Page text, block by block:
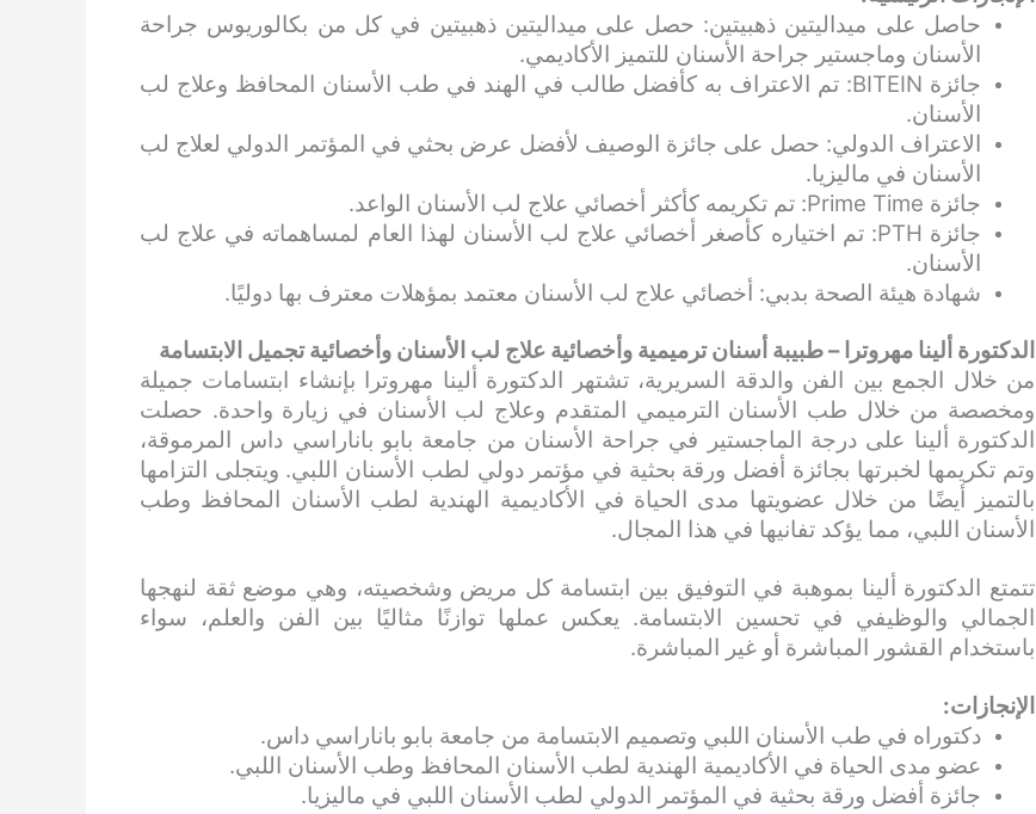
حاصل على ميداليتين ذهبيتين: حصل على ميداليتين ذهبيتين في كل من بكالوريوس جراحة
الأسنان وماجستير جراحة الأسنان للتميز الأكاديمي.
جائزة BITEIN: تم الاعتراف به كأفضل طالب في الهند في طب الأسنان المحافظ وعلاج لب
الأسنان.
الاعتراف الدولي: حصل على جائزة الوصيف لأفضل عرض بحثي في ​​المؤتمر الدولي لعلاج لب
الأسنان في ماليزيا.
جائزة Prime Time: تم تكريمه كأكثر أخصائي علاج لب الأسنان الواعد.
جائزة PTH: تم اختياره كأصغر أخصائي علاج لب الأسنان لهذا العام لمساهماته في علاج لب
الأسنان.
شهادة هيئة الصحة بدبي: أخصائي علاج لب الأسنان معتمد بمؤهلات معترف بها دوليًا.
الدكتورة ألينا مهروترا – طبيبة أسنان ترميمية وأخصائية علاج لب الأسنان وأخصائية تجميل الابتسامة
من خلال الجمع بين الفن والدقة السريرية، تشتهر الدكتورة ألينا مهروترا بإنشاء ابتسامات جميلة
ومخصصة من خلال طب الأسنان الترميمي المتقدم وعلاج لب الأسنان في زيارة واحدة. حصلت
الدكتورة ألينا على درجة الماجستير في جراحة الأسنان من جامعة بابو باناراسي داس المرموقة،
وتم تكريمها لخبرتها بجائزة أفضل ورقة بحثية في مؤتمر دولي لطب الأسنان اللبي. ويتجلى التزامها
بالتميز أيضًا من خلال عضويتها مدى الحياة في الأكاديمية الهندية لطب الأسنان المحافظ وطب
الأسنان اللبي، مما يؤكد تفانيها في هذا المجال.
تتمتع الدكتورة ألينا بموهبة في التوفيق بين ابتسامة كل مريض وشخصيته، وهي موضع ثقة لنهجها
الجمالي والوظيفي في تحسين الابتسامة. يعكس عملها توازنًا مثاليًا بين الفن والعلم، سواء
باستخدام القشور المباشرة أو غير المباشرة.
الإنجازات:
دكتوراه في طب الأسنان اللبي وتصميم الابتسامة من جامعة بابو باناراسي داس.
عضو مدى الحياة في الأكاديمية الهندية لطب الأسنان المحافظ وطب الأسنان اللبي.
جائزة أفضل ورقة بحثية في المؤتمر الدولي لطب الأسنان اللبي في ماليزيا.